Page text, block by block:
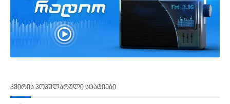
კვირის პოპულარული სტატიები